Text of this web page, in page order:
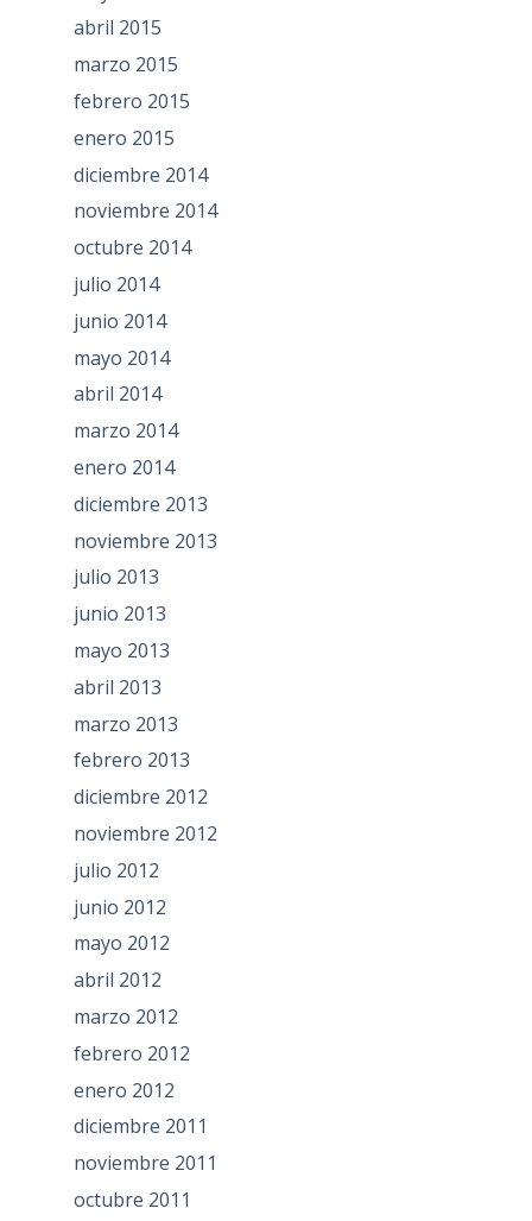
abril 2015
marzo 2015
febrero 2015
enero 2015
diciembre 2014
noviembre 2014
octubre 2014
julio 2014
junio 2014
mayo 2014
abril 2014
marzo 2014
enero 2014
diciembre 2013
noviembre 2013
julio 2013
junio 2013
mayo 2013
abril 2013
marzo 2013
febrero 2013
diciembre 2012
noviembre 2012
julio 2012
junio 2012
mayo 2012
abril 2012
marzo 2012
febrero 2012
enero 2012
diciembre 2011
noviembre 2011
octubre 2011